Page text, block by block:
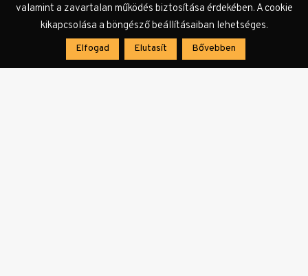
Borítófotó: Grecsó Krisztián regényének dedikált
orosz partizánkiadása,Könyvhajlék Aukció
valamint a zavartalan működés biztosítása érdekében. A cookie
kikapcsolása a böngésző beállításaiban lehetséges.
Elfogad Elutasít Bővebben